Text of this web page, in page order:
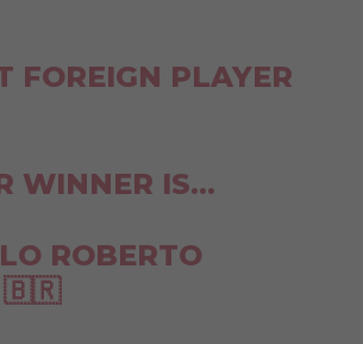
FOREIGN PLAYER
WINNER IS…
ROBERTO
🇧🇷